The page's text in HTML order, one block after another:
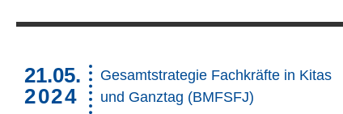
Kommentierte Infografiken
Suchen nur in Kommentierte Infografiken
21.05.
2024
Gesamtstrategie Fachkräfte in Kitas
und Ganztag (BMFSFJ)